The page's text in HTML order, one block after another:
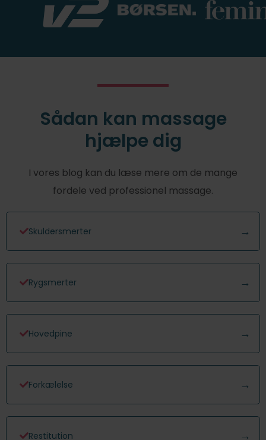
Sådan kan massage
hjælpe dig
I vores blog kan du læse mere om de mange
fordele ved professionel massage.
Skuldersmerter
Rygsmerter
Hovedpine
Forkælelse
Restitution